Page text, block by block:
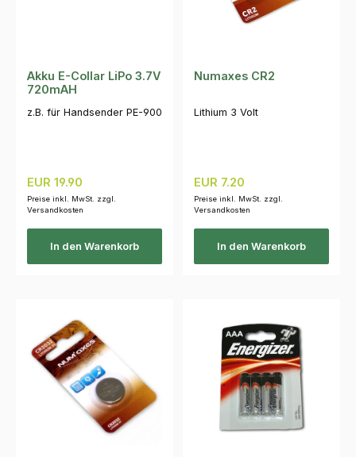
Akku E-Collar LiPo 3.7V
720mAH
z.B. für Handsender PE-900
Regulärer Preis:
EUR 19.90
Preise inkl. MwSt. zzgl.
Versandkosten
In den Warenkorb
Numaxes CR2
Lithium 3 Volt
Regulärer Preis:
EUR 7.20
Preise inkl. MwSt. zzgl.
Versandkosten
In den Warenkorb